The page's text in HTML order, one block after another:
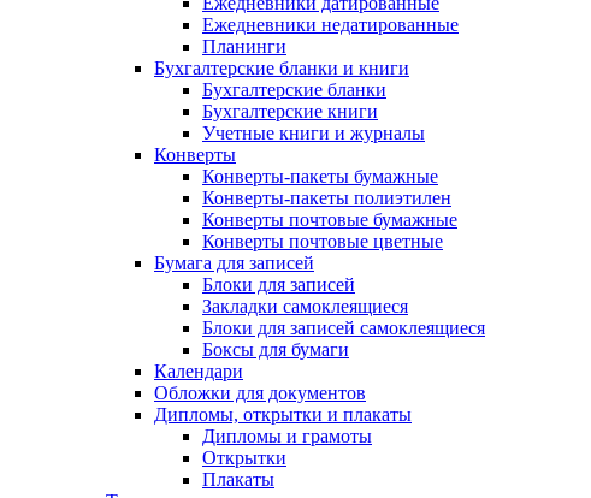
Ежедневники недатированные
Планинги
Бухгалтерские бланки и книги
Бухгалтерские бланки
Бухгалтерские книги
Учетные книги и журналы
Конверты
Конверты-пакеты бумажные
Конверты-пакеты полиэтилен
Конверты почтовые бумажные
Конверты почтовые цветные
Бумага для записей
Блоки для записей
Закладки самоклеящиеся
Блоки для записей самоклеящиеся
Боксы для бумаги
Календари
Обложки для документов
Дипломы, открытки и плакаты
Дипломы и грамоты
Открытки
Плакаты